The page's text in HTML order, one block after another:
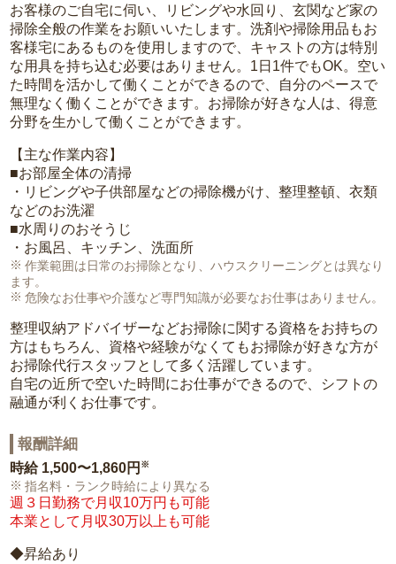
お客様のご自宅に伺い、リビングや水回り、玄関など家の
掃除全般の作業をお願いいたします。洗剤や掃除用品もお
客様宅にあるものを使用しますので、キャストの方は特別
な用具を持ち込む必要はありません。1日1件でもOK。空い
た時間を活かして働くことができるので、自分のペースで
無理なく働くことができます。お掃除が好きな人は、得意
分野を生かして働くことができます。
【主な作業内容】
■お部屋全体の清掃
・リビングや子供部屋などの掃除機がけ、整理整頓、衣類
などのお洗濯
■水周りのおそうじ
・お風呂、キッチン、洗面所
作業範囲は日常のお掃除となり、ハウスクリーニングとは異なり
ます。
危険なお仕事や介護など専門知識が必要なお仕事はありません。
整理収納アドバイザーなどお掃除に関する資格をお持ちの
方はもちろん、資格や経験がなくてもお掃除が好きな方が
お掃除代行スタッフとして多く活躍しています。
自宅の近所で空いた時間にお仕事ができるので、シフトの
融通が利くお仕事です。
報酬詳細
時給 1,500〜1,860円 ※
指名料・ランク時給により異なる
週３日勤務で月収10万円も可能
本業として月収30万以上も可能
◆昇給あり